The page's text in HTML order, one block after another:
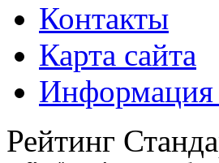
Контакты
Карта сайта
Информация
Рейтинг